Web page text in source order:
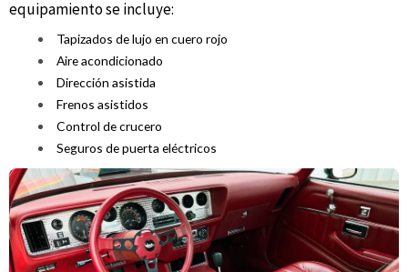
equipamiento se incluye:
Tapizados de lujo en cuero rojo
Aire acondicionado
Dirección asistida
Frenos asistidos
Control de crucero
Seguros de puerta eléctricos